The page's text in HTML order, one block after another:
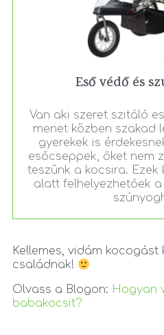
Eső védő és
Van aki szeret szitáló
menet közben szakad
gyerekek is
esőcseppek, őket nem
teszünk a kocsira. Ezek
alatt felhelyezhetőek
Kellemes, vidám kocogást
családnak!
Olvass a Blogon: Hogyan
babakocsit?